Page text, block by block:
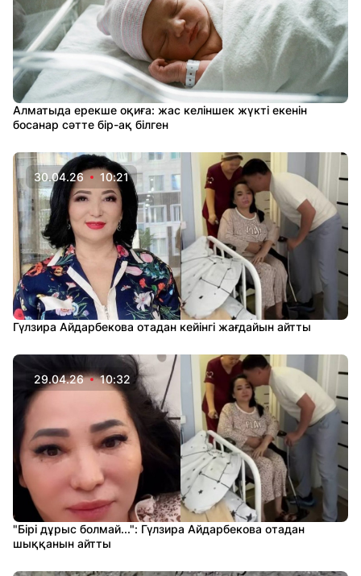
Алматыда ерекше оқиға: жас келіншек жүкті екенін
босанар сәтте бір-ақ білген
30.04.26 10:21
Гүлзира Айдарбекова отадан кейінгі жағдайын айтты
29.04.26 10:32
"Бірі дұрыс болмай...": Гүлзира Айдарбекова отадан
шыққанын айтты